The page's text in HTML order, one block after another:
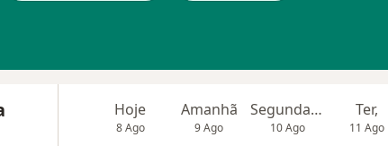
Hoje
8 Ago
Amanhã
9 Ago
Segunda-feira
10 Ago
Ter,
11 Ago